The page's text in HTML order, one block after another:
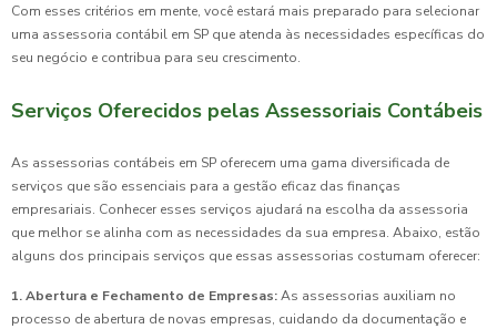
Com esses critérios em mente, você estará mais preparado para selecionar
uma assessoria contábil em SP que atenda às necessidades específicas do
seu negócio e contribua para seu crescimento.
Serviços Oferecidos pelas Assessoriais Contábeis
As assessorias contábeis em SP oferecem uma gama diversificada de
serviços que são essenciais para a gestão eficaz das finanças
empresariais. Conhecer esses serviços ajudará na escolha da assessoria
que melhor se alinha com as necessidades da sua empresa. Abaixo, estão
alguns dos principais serviços que essas assessorias costumam oferecer:
1. Abertura e Fechamento de Empresas:As assessorias auxiliam no
processo de abertura de novas empresas, cuidando da documentação e